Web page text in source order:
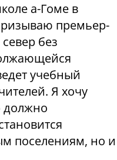
а-Гоме в
премьер-
без
учебный
Я хочу
должно
поселениям, но и